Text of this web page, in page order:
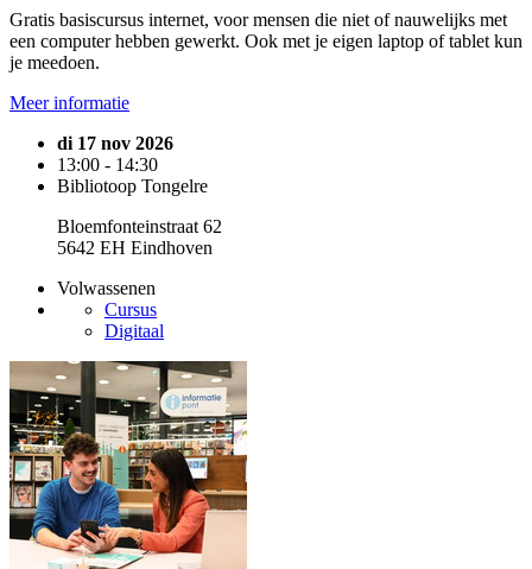
Gratis basiscursus internet, voor mensen die niet of nauwelijks met
een computer hebben gewerkt. Ook met je eigen laptop of tablet kun
je meedoen.
Meer informatie
di 17 nov 2026
13:00 - 14:30
Bibliotoop Tongelre
Bloemfonteinstraat 62
5642 EH Eindhoven
Volwassenen
Cursus
Digitaal